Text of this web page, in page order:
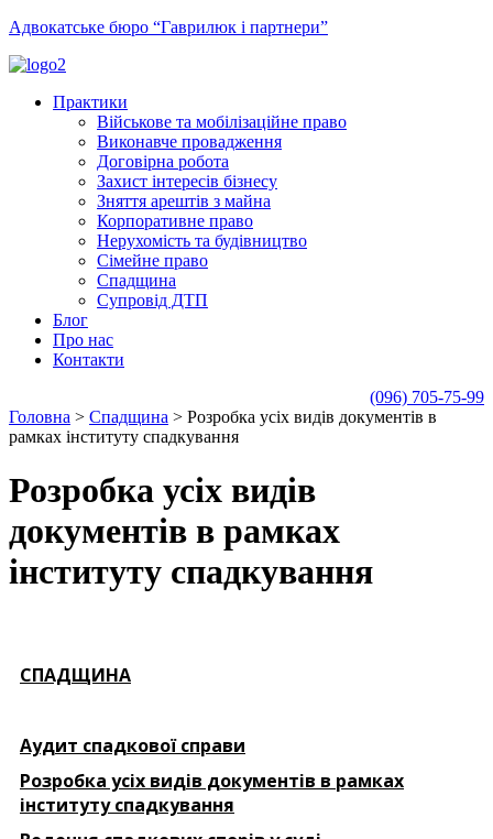
Адвокатське бюро “Гаврилюк і партнери”
Практики
Військове та мобілізаційне право
Виконавче провадження
Договірна робота
Захист інтересів бізнесу
Зняття арештів з майна
Корпоративне право
Нерухомість та будівництво
Сімейне право
Спадщина
Супровід ДТП
Блог
Про нас
Контакти
(096) 705-75-99
Головна > Спадщина > Розробка усіх видів документів в
рамках інституту спадкування
Розробка усіх видів
документів в рамках
інституту спадкування
СПАДЩИНА
Аудит спадкової справи
Розробка усіх видів документів в рамках
інституту спадкування